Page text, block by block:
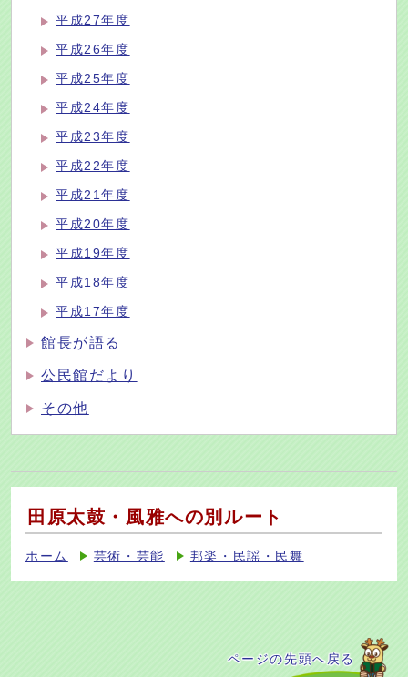
平成27年度
平成26年度
平成25年度
平成24年度
平成23年度
平成22年度
平成21年度
平成20年度
平成19年度
平成18年度
平成17年度
館長が語る
公民館だより
その他
田原太鼓・風雅への別ルート
ホーム 芸術・芸能 邦楽・民謡・民舞
ページの先頭へ戻る